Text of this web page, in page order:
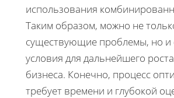
использования
Таким образом, можно не
существующие проблемы, но и
условия для дальнейшего
бизнеса. Конечно, процесс
требует времени и глубокой